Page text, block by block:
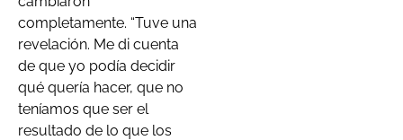
completamente. “Tuve una
revelación. Me di cuenta
de que yo podía decidir
qué quería hacer, que no
teníamos que ser el
resultado de lo que los